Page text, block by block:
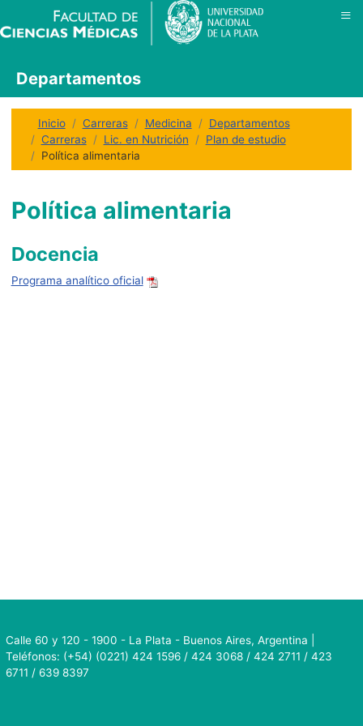
Inicio Carreras Medicina
Departamentos
Carreras
Lic. en Nutrición
Plan de estudio
Política alimentaria
Política alimentaria
Docencia
Programa analítico oficial
Calle 60 y 120 - 1900 - La Plata - Buenos Aires, Argentina |
Teléfonos: (+54) (0221) 424 1596 / 424 3068 / 424 2711 / 423
6711 / 639 8397
Departamentos
≡